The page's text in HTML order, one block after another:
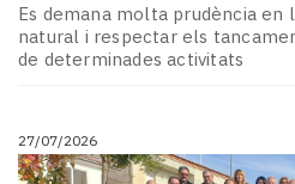
Es demana molta prudència en
natural i respectar els
de determinades activitats
27/07/2026